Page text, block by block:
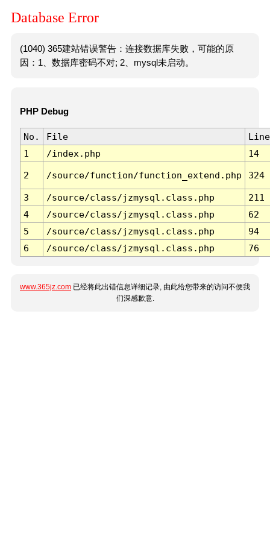
Database Error
(1040) 365建站错误警告：连接数据库失败，可能的原
因：1、数据库密码不对; 2、mysql未启动。
PHP Debug
No. File
Line
1
/index.php 14
2 /source/function/function_extend.php 324
3 /source/class/jzmysql.class.php
211
4
/source/class/jzmysql.class.php
62
5
/source/class/jzmysql.class.php
94
6
/source/class/jzmysql.class.php 76
www.365jz.com 已经将此出错信息详细记录, 由此给您带来的访问不便我
们深感歉意.